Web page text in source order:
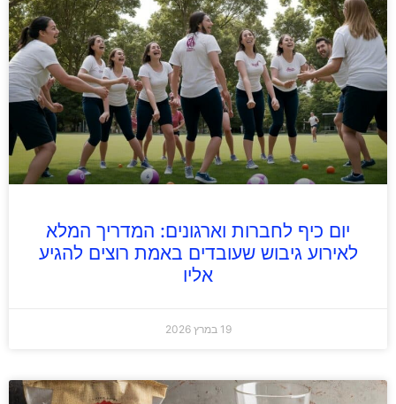
יום כיף לחברות וארגונים: המדריך המלא
לאירוע גיבוש שעובדים באמת רוצים להגיע
אליו
19 במרץ 2026